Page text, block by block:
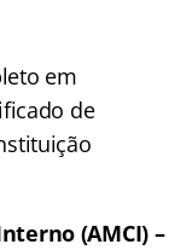
em
de
(AMCI) –